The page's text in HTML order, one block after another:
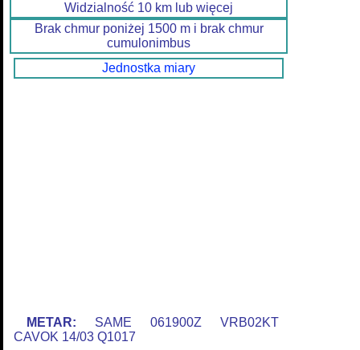
Widzialność 10 km lub więcej
Brak chmur poniżej 1500 m i brak chmur
cumulonimbus
Jednostka miary
METAR: SAME 061900Z VRB02KT
CAVOK 14/03 Q1017